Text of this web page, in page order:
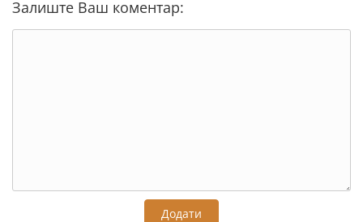
Залиште Ваш коментар:
Додати